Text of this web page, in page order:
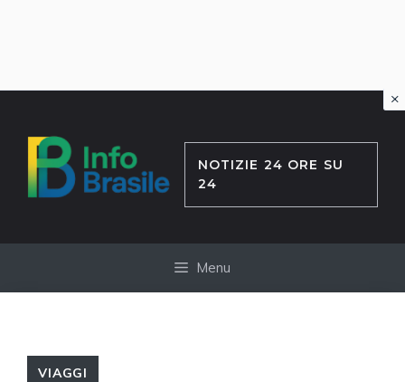
contenuto
NOTIZIE 24 ORE SU
24
Menu
VIAGGI
×